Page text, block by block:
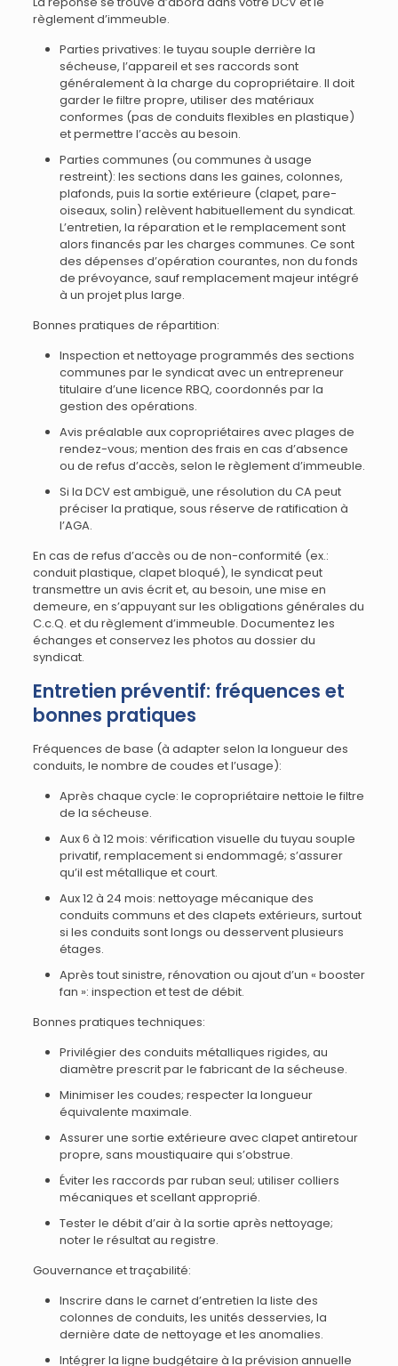
règlement d’immeuble.
Parties privatives: le tuyau souple derrière la
sécheuse, l’appareil et ses raccords sont
généralement à la charge du copropriétaire. Il doit
garder le filtre propre, utiliser des matériaux
conformes (pas de conduits flexibles en plastique)
et permettre l’accès au besoin.
Parties communes (ou communes à usage
restreint): les sections dans les gaines, colonnes,
plafonds, puis la sortie extérieure (clapet, pare-
oiseaux, solin) relèvent habituellement du syndicat.
L’entretien, la réparation et le remplacement sont
alors financés par les charges communes. Ce sont
des dépenses d’opération courantes, non du fonds
de prévoyance, sauf remplacement majeur intégré
à un projet plus large.
Bonnes pratiques de répartition:
Inspection et nettoyage programmés des sections
communes par le syndicat avec un entrepreneur
titulaire d’une licence RBQ, coordonnés par la
gestion des opérations.
Avis préalable aux copropriétaires avec plages de
rendez-vous; mention des frais en cas d’absence
ou de refus d’accès, selon le règlement d’immeuble.
Si la DCV est ambiguë, une résolution du CA peut
préciser la pratique, sous réserve de ratification à
l’AGA.
En cas de refus d’accès ou de non-conformité (ex.:
conduit plastique, clapet bloqué), le syndicat peut
transmettre un avis écrit et, au besoin, une mise en
demeure, en s’appuyant sur les obligations générales du
C.c.Q. et du règlement d’immeuble. Documentez les
échanges et conservez les photos au dossier du
syndicat.
Entretien préventif: fréquences et
bonnes pratiques
Fréquences de base (à adapter selon la longueur des
conduits, le nombre de coudes et l’usage):
Après chaque cycle: le copropriétaire nettoie le filtre
de la sécheuse.
Aux 6 à 12 mois: vérification visuelle du tuyau souple
privatif, remplacement si endommagé; s’assurer
qu’il est métallique et court.
Aux 12 à 24 mois: nettoyage mécanique des
conduits communs et des clapets extérieurs, surtout
si les conduits sont longs ou desservent plusieurs
étages.
Après tout sinistre, rénovation ou ajout d’un « booster
fan »: inspection et test de débit.
Bonnes pratiques techniques:
Privilégier des conduits métalliques rigides, au
diamètre prescrit par le fabricant de la sécheuse.
Minimiser les coudes; respecter la longueur
équivalente maximale.
Assurer une sortie extérieure avec clapet antiretour
propre, sans moustiquaire qui s’obstrue.
Éviter les raccords par ruban seul; utiliser colliers
mécaniques et scellant approprié.
Tester le débit d’air à la sortie après nettoyage;
noter le résultat au registre.
Gouvernance et traçabilité:
Inscrire dans le carnet d’entretien la liste des
colonnes de conduits, les unités desservies, la
dernière date de nettoyage et les anomalies.
Intégrer la ligne budgétaire à la prévision annuelle